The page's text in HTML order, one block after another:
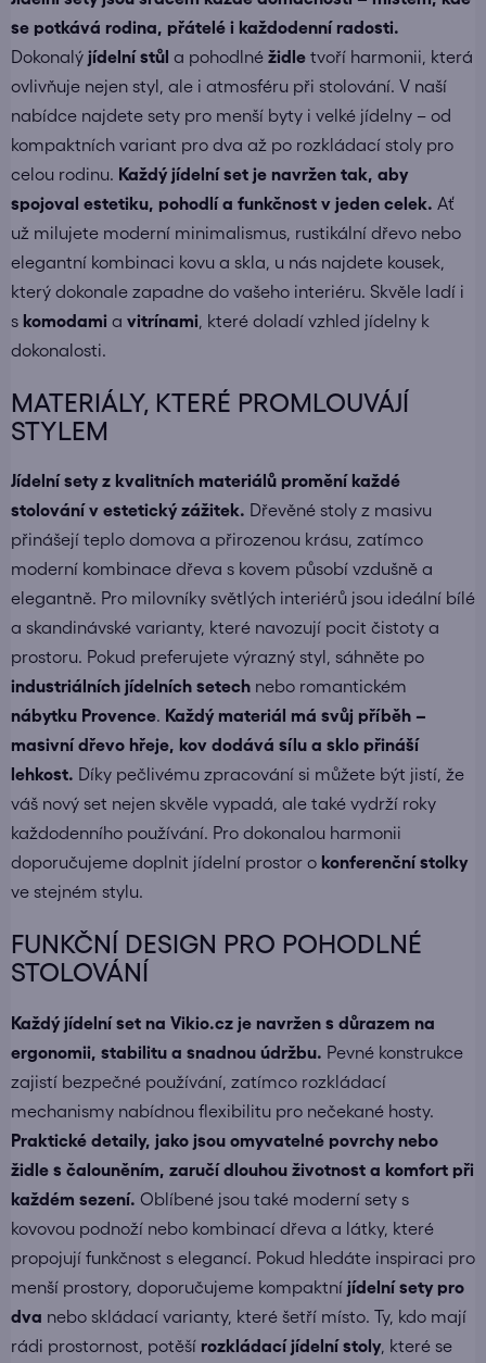
se potkává rodina, přátelé i každodenní radosti.
Dokonalý jídelní stůl a pohodlné židle tvoří harmonii, která
ovlivňuje nejen styl, ale i atmosféru při stolování. V naší
nabídce najdete sety pro menší byty i velké jídelny – od
kompaktních variant pro dva až po rozkládací stoly pro
celou rodinu. Každý jídelní set je navržen tak, aby
spojoval estetiku, pohodlí a funkčnost v jeden celek. Ať
už milujete moderní minimalismus, rustikální dřevo nebo
elegantní kombinaci kovu a skla, u nás najdete kousek,
který dokonale zapadne do vašeho interiéru. Skvěle ladí i
s komodami a vitrínami , které doladí vzhled jídelny k
dokonalosti.
MATERIÁLY, KTERÉ PROMLOUVÁJÍ
STYLEM
Jídelní sety z kvalitních materiálů promění každé
stolování v estetický zážitek. Dřevěné stoly z masivu
přinášejí teplo domova a přirozenou krásu, zatímco
moderní kombinace dřeva s kovem působí vzdušně a
elegantně. Pro milovníky světlých interiérů jsou ideální bílé
a skandinávské varianty, které navozují pocit čistoty a
prostoru. Pokud preferujete výrazný styl, sáhněte po
industriálních jídelních setech nebo romantickém
nábytku Provence. Každý materiál má svůj příběh –
masivní dřevo hřeje, kov dodává sílu a sklo přináší
lehkost. Díky pečlivému zpracování si můžete být jistí, že
váš nový set nejen skvěle vypadá, ale také vydrží roky
každodenního používání. Pro dokonalou harmonii
doporučujeme doplnit jídelní prostor o konferenční stolky
ve stejném stylu.
FUNKČNÍ DESIGN PRO POHODLNÉ
STOLOVÁNÍ
Každý jídelní set na Vikio.cz je navržen s důrazem na
ergonomii, stabilitu a snadnou údržbu. Pevné konstrukce
zajistí bezpečné používání, zatímco rozkládací
mechanismy nabídnou flexibilitu pro nečekané hosty.
Praktické detaily, jako jsou omyvatelné povrchy nebo
židle s čalouněním, zaručí dlouhou životnost a komfort při
každém sezení. Oblíbené jsou také moderní sety s
kovovou podnoží nebo kombinací dřeva a látky, které
propojují funkčnost s elegancí. Pokud hledáte inspiraci pro
menší prostory, doporučujeme kompaktní jídelní sety pro
dva nebo skládací varianty, které šetří místo. Ty, kdo mají
rádi prostornost, potěší rozkládací jídelní stoly, které se